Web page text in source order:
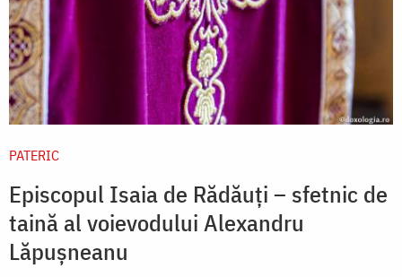
PATERIC
Episcopul Isaia de Rădăuți – sfetnic de
taină al voievodului Alexandru
Lăpușneanu